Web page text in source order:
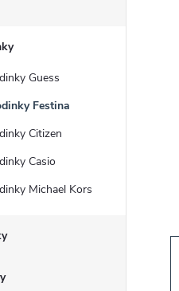
Guess
Festina
Citizen
Casio
Michael Kors